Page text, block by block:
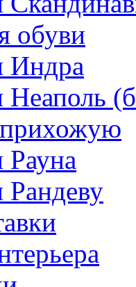
обуви
Индра